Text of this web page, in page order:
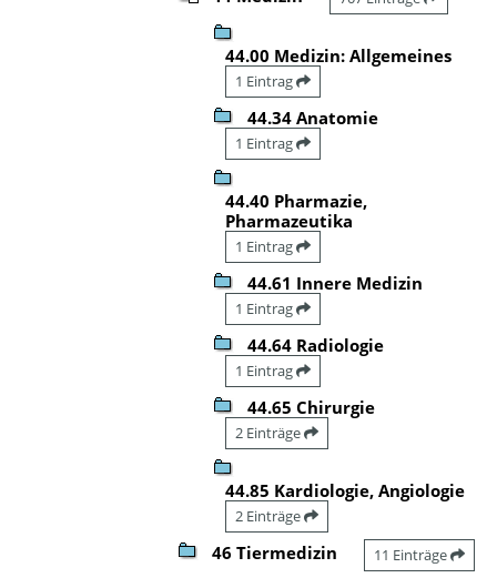
44.00 Medizin: Allgemeines
1 Eintrag
44.34 Anatomie
1 Eintrag
44.40 Pharmazie,
Pharmazeutika
1 Eintrag
44.61 Innere Medizin
1 Eintrag
44.64 Radiologie
1 Eintrag
44.65 Chirurgie
2 Einträge
44.85 Kardiologie, Angiologie
2 Einträge
46 Tiermedizin 11 Einträge